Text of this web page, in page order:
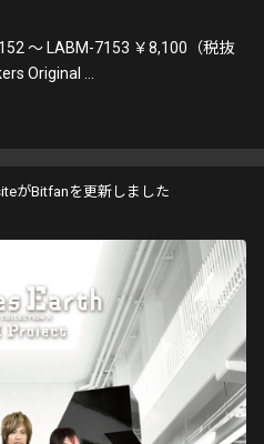
～ LABM-7153 ￥8,100（税抜
Original ...
がBitfanを更新しました